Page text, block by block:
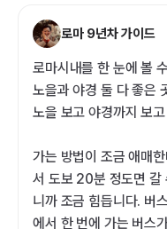
로마 9년차 가이드
로마시내를 한 눈에 볼
노을과 야경 둘 다 좋은
노을 보고 야경까지 보
가는 방법이 조금 애매
서 도보 20분 정도면 갈
니까 조금 힘듭니다. 버
에서 한 번에 가는 버스